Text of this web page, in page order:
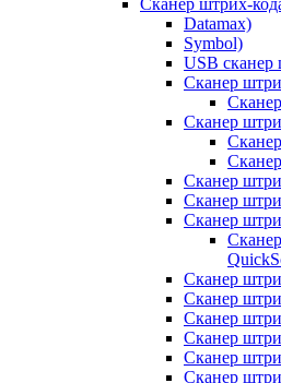
Сканер штрих-
Datamax)
Symbol)
USB сканер
Сканер
Сканер
Сканер
Сканер
Сканер
Сканер
Сканер
Сканер
Сканер
Сканер
Сканер